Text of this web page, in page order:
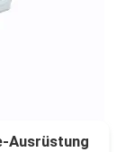
Ausrüstung